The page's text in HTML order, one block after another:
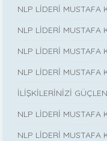
NLP LİDERİ MUSTAFA
NLP LİDERİ MUSTAFA
NLP LİDERİ MUSTAFA
NLP LİDERİ MUSTAFA
İLİŞKİLERİNİZİ
NLP LİDERİ MUSTAFA
NLP LİDERİ MUSTAFA